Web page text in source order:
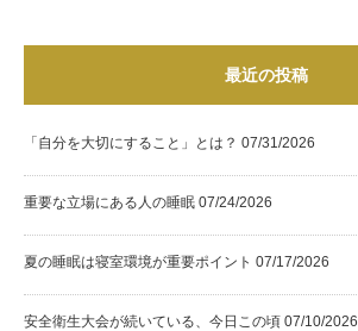
最近の投稿
「自分を大切にすること」とは？ 07/31/2026
重要な立場にある人の睡眠 07/24/2026
夏の睡眠は寝室環境が重要ポイント 07/17/2026
安全衛生大会が続いている、今日この頃 07/10/2026